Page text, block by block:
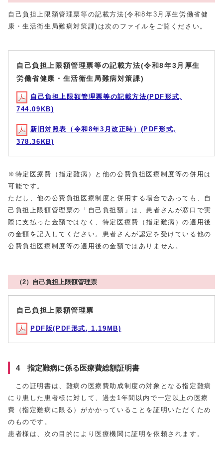
自己負担上限額管理票等の記載方法(令和8年3月厚生労働省健
康・生活衛生局難病対策課)は次のファイルをご覧ください。
自己負担上限額管理票等の記載方法(令和8年3月厚生
労働省健康・生活衛生局難病対策課)
自己負担上限額管理票等の記載方法(PDF形式,
744.09KB)
新旧対照表（令和8年3月改正時）(PDF形式,
378.36KB)
※特定医療費（指定難病）と他の公費負担医療制度等の併用は
可能です。
ただし、他の公費負担医療制度と併用する場合であっても、自
己負担上限額管理票の「自己負担額」は、患者さんが窓口で実
際に支払った金額ではなく、特定医療費（指定難病）の適用後
の金額を記入してください。患者さんが認定を受けている他の
公費負担医療制度等の適用後の金額ではありません。
（2）自己負担上限額管理票
自己負担上限額管理票
PDF版(PDF形式, 1.19MB)
4 指定難病に係る医療費総額証明書
この証明書は、難病の医療費助成制度の対象となる指定難病
にり患した患者様に対して、過去1年間以内で一定以上の医療
費（指定難病に限る）がかかっていることを証明いただくため
のものです。
患者様は、次の目的により医療機関に証明を依頼されます。